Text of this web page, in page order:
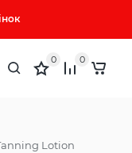
0 0
Lotion